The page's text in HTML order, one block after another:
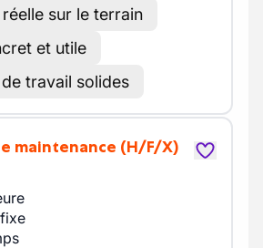
sur le terrain
et utile
travail solides
maintenance (H/F/X)